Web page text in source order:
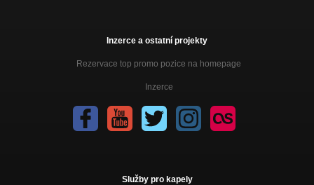
Inzerce a ostatní projekty
Rezervace top promo pozice na homepage
Inzerce
Služby pro kapely